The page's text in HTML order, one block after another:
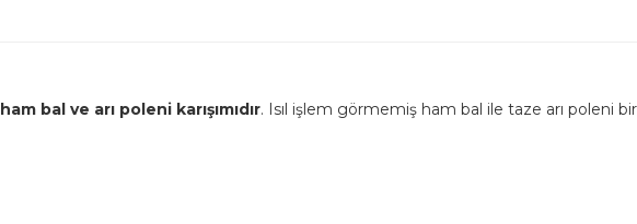
ham bal ve arı poleni karışımıdır. Isıl işlem görmemiş ham bal ile taze arı poleni